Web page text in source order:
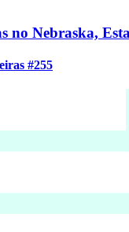
no Nebraska,
#255